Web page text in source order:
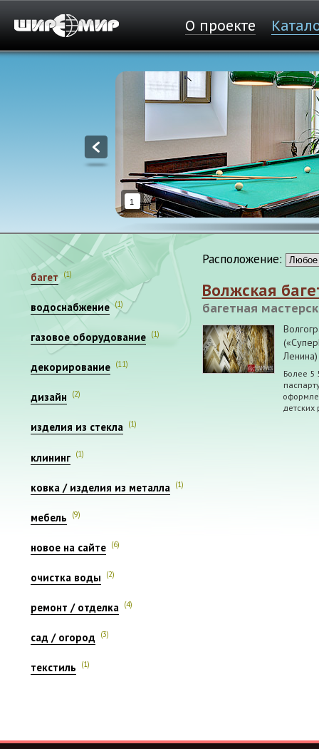
О проекте
1
багет (1)
водоснабжение (1)
газовое оборудование (1)
декорирование (11)
дизайн (2)
изделия из стекла (1)
клининг (1)
ковка / изделия из металла (1)
мебель (9)
новое на сайте (6)
очистка воды (2)
ремонт / отделка (4)
сад / огород (3)
текстиль (1)
Расположение:
Волжская
багетная
Ленина)
Более 5